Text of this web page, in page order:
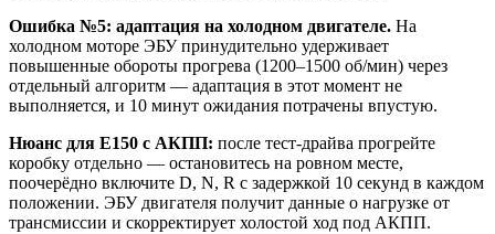
Ошибка №5: адаптация на холодном двигателе. На
холодном моторе ЭБУ принудительно удерживает
повышенные обороты прогрева (1200–1500 об/мин) через
отдельный алгоритм — адаптация в этот момент не
выполняется, и 10 минут ожидания потрачены впустую.
Нюанс для E150 с АКПП: после тест-драйва прогрейте
коробку отдельно — остановитесь на ровном месте,
поочерёдно включите D, N, R с задержкой 10 секунд в каждом
положении. ЭБУ двигателя получит данные о нагрузке от
трансмиссии и скорректирует холостой ход под АКПП.